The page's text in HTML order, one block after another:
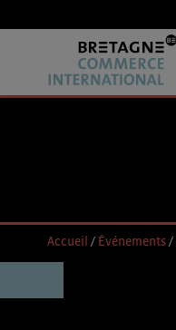
Accueil / Événements/